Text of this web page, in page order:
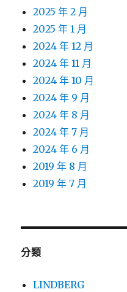
2025 年 2 月
2025 年 1 月
2024 年 12 月
2024 年 11 月
2024 年 10 月
2024 年 9 月
2024 年 8 月
2024 年 7 月
2024 年 6 月
2019 年 8 月
2019 年 7 月
分類
LINDBERG